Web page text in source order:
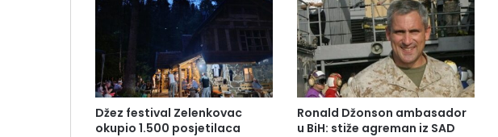
Džez festival Zelenkovac
okupio 1.500 posjetilaca
Ronald Džonson ambasador
u BiH: stiže agreman iz SAD